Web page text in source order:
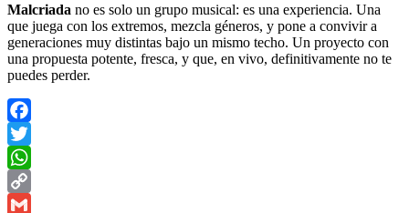
Malcriada no es solo un grupo musical: es una experiencia. Una
que juega con los extremos, mezcla géneros, y pone a convivir a
generaciones muy distintas bajo un mismo techo. Un proyecto con
una propuesta potente, fresca, y que, en vivo, definitivamente no te
puedes perder.
Facebook
Twitter
WhatsApp
Copy